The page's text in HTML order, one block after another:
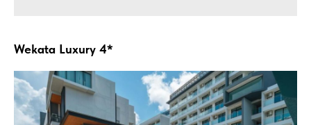
Wekata Luxury 4*